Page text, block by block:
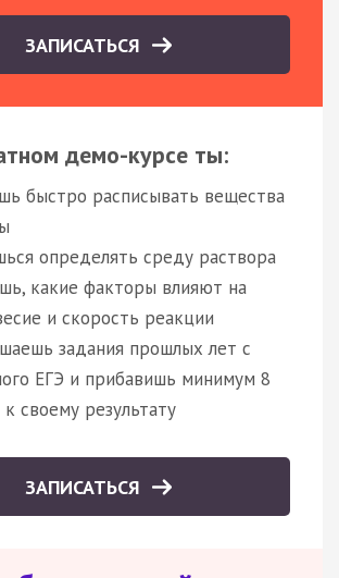
ЗАПИСАТЬСЯ
демо-курсе ты:
быстро расписывать вещества
определять среду раствора
какие факторы влияют на
и скорость реакции
задания прошлых лет с
ЕГЭ и прибавишь минимум 8
к своему результату
ЗАПИСАТЬСЯ